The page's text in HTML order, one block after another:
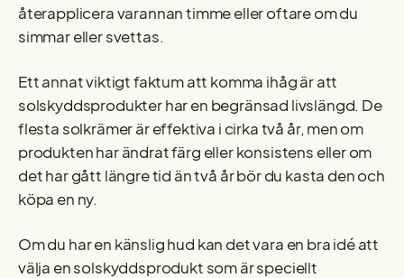
återapplicera varannan timme eller oftare om du
simmar eller svettas.
Ett annat viktigt faktum att komma ihåg är att
solskyddsprodukter har en begränsad livslängd. De
flesta solkrämer är effektiva i cirka två år, men om
produkten har ändrat färg eller konsistens eller om
det har gått längre tid än två år bör du kasta den och
köpa en ny.
Om du har en känslig hud kan det vara en bra idé att
välja en solskyddsprodukt som är speciellt